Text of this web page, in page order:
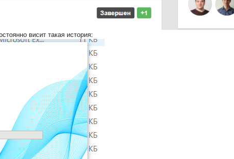
висит такая история: